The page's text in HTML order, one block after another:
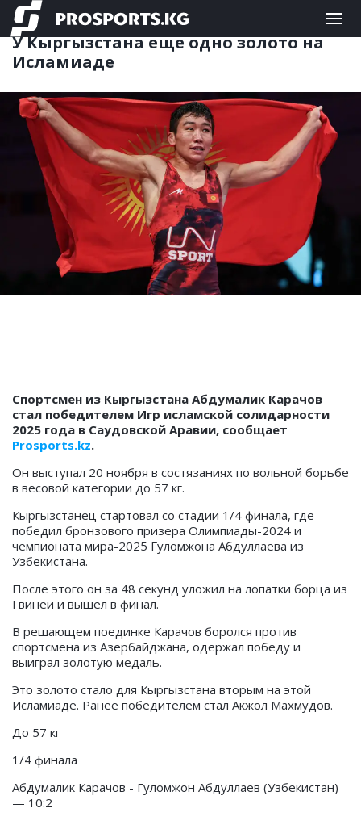
ЕДИНОБОРСТВА 20.11.2025 20:08
У Кыргызстана еще одно золото на
Исламиаде
Спортсмен из Кыргызстана Абдумалик Карачов
стал победителем Игр исламской солидарности
2025 года в Саудовской Аравии, сообщает
Prosports.kz.
Он выступал 20 ноября в состязаниях по вольной борьбе
в весовой категории до 57 кг.
Кыргызстанец стартовал со стадии 1/4 финала, где
победил бронзового призера Олимпиады-2024 и
чемпионата мира-2025 Гуломжона Абдуллаева из
Узбекистана.
После этого он за 48 секунд уложил на лопатки борца из
Гвинеи и вышел в финал.
В решающем поединке Карачов боролся против
спортсмена из Азербайджана, одержал победу и
выиграл золотую медаль.
Это золото стало для Кыргызстана вторым на этой
Исламиаде. Ранее победителем стал Акжол Махмудов.
До 57 кг
1/4 финала
Абдумалик Карачов - Гуломжон Абдуллаев (Узбекистан)
— 10:2